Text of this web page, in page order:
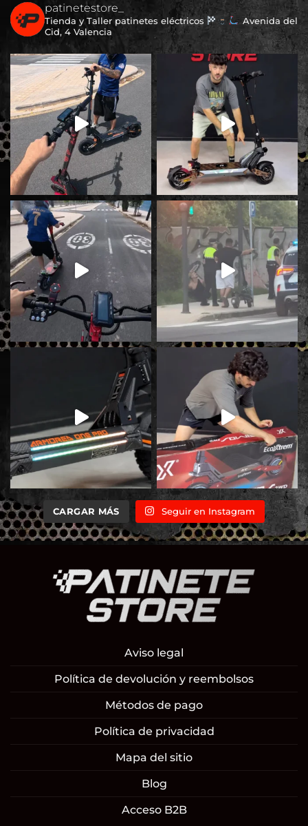
patinetestore_
Tienda y Taller patinetes eléctricos
Avenida del
Cid, 4 Valencia
CARGAR MÁS Seguir en Instagram
Aviso legal
Política de devolución y reembolsos
Métodos de pago
Política de privacidad
Mapa del sitio
Blog
Acceso B2B